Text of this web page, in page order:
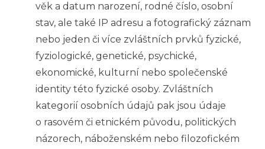
věk a datum narození, rodné číslo, osobní
stav, ale také IP adresu a fotografický záznam
nebo jeden či více zvláštních prvků fyzické,
fyziologické, genetické, psychické,
ekonomické, kulturní nebo společenské
identity této fyzické osoby. Zvláštních
kategorií osobních údajů pak jsou údaje
o rasovém či etnickém původu, politických
názorech, náboženském nebo filozofickém